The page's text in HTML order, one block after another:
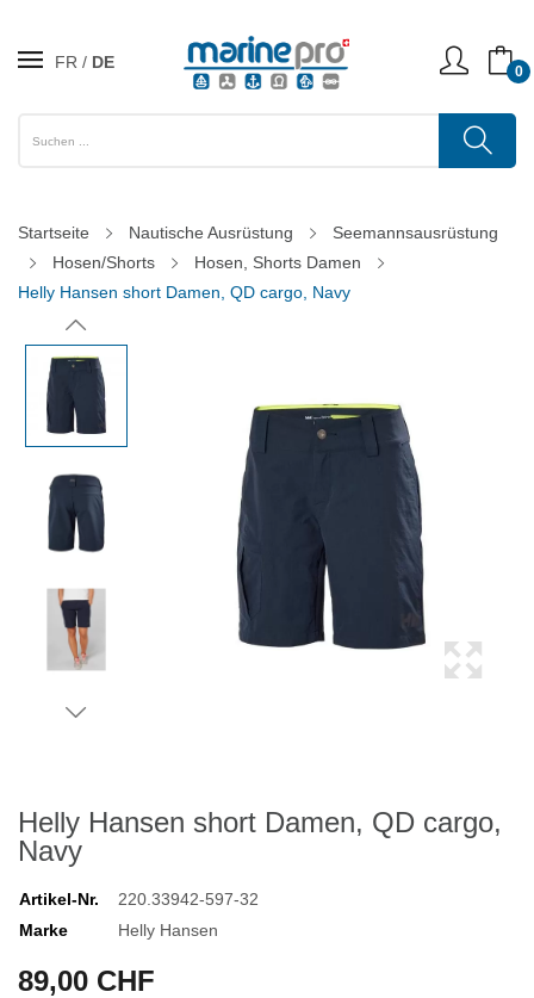
FR DE 0
Startseite Nautische Ausrüstung
Seemannsausrüstung
Hosen/Shorts
Hosen, Shorts Damen
Helly Hansen short Damen, QD cargo, Navy
Helly Hansen short Damen, QD cargo,
Navy
Artikel-Nr.
220.33942-597-32
Marke
Helly Hansen
89,00 CHF